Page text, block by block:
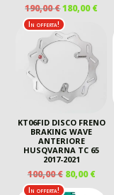
190,00€IL
PREZZO
ORIGINALE
ERA:
190,00 €.
180,00€IL
In offerta!
KT06FID DISCO FRENO
BRAKING WAVE
ANTERIORE
HUSQVARNA TC 65
2017-2021
100,00€ IL
PREZZO
80,00€IL
In offerta!